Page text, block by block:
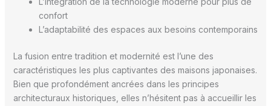
confort
L’adaptabilité des espaces aux besoins contemporains
La fusion entre tradition et modernité est l’une des
caractéristiques les plus captivantes des maisons japonaises.
Bien que profondément ancrées dans les principes
architecturaux historiques, elles n’hésitent pas à accueillir les